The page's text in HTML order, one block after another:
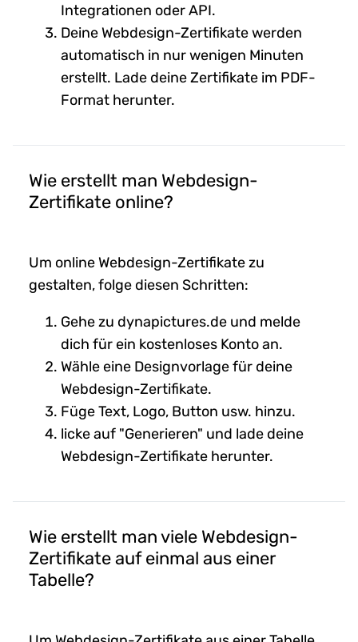
Integrationen oder API.
Deine Webdesign-Zertifikate werden
automatisch in nur wenigen Minuten
erstellt. Lade deine Zertifikate im PDF-
Format herunter.
Wie erstellt man Webdesign-
Zertifikate online?
Um online Webdesign-Zertifikate zu
gestalten, folge diesen Schritten:
Gehe zu dynapictures.de und melde
dich für ein kostenloses Konto an.
Wähle eine Designvorlage für deine
Webdesign-Zertifikate.
Füge Text, Logo, Button usw. hinzu.
licke auf "Generieren" und lade deine
Webdesign-Zertifikate herunter.
Wie erstellt man viele Webdesign-
Zertifikate auf einmal aus einer
Tabelle?